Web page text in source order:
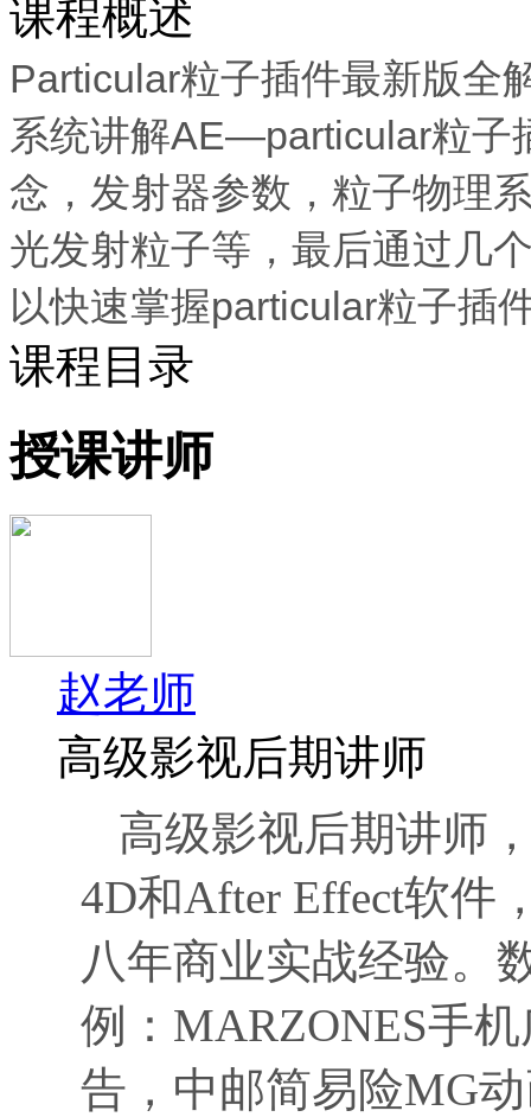
课程概述
Particular粒子插件最新版全
系统讲解AE—particular粒子
念，发射器参数，粒子物理
光发射粒子等，最后通过几
以快速掌握particular粒子插
课程目录
授课讲师
赵老师
高级影视后期讲师
高级影视后期讲师
4D和After Effect软件
八年商业实战经验。
例：MARZONES手
告，中邮简易险MG